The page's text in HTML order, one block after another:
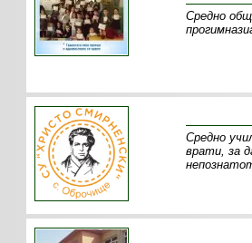
Средно
Средно
врати, за